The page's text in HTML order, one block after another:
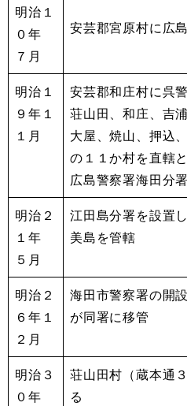
明治１
０年
７月
安芸郡宮原村に広
明治１
９年１
１月
安芸郡和庄村に呉
荘山田、和庄、吉浦
大屋、焼山、押込
の１１か村を直轄と
広島警察署海田分
明治２
１年
５月
江田島分署を設置
美島を管轄
明治２
６年１
２月
海田市警察署の開
が同署に移管
明治３
０年
荘山田村（蔵本通
る